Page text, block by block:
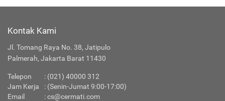
Kontak Kami
Jl. Tomang Raya No. 38, Jatipulo
Palmerah, Jakarta Barat 11430
Telepon : (021) 40000 312
Jam Kerja
: (Senin-Jumat 9:00-17:00)
Email
:cs@cermati.com